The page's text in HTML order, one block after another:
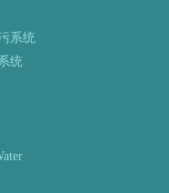
系统
统